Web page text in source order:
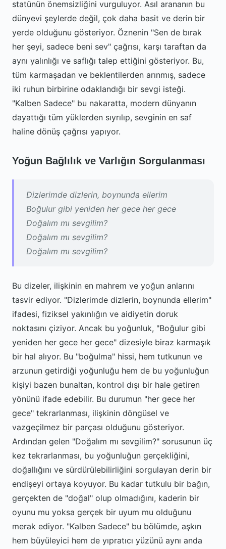
statünün önemsizliğini vurguluyor. Asıl arananın bu
dünyevi şeylerde değil, çok daha basit ve derin bir
yerde olduğunu gösteriyor. Öznenin "Sen de bırak
her şeyi, sadece beni sev" çağrısı, karşı taraftan da
aynı yalınlığı ve saflığı talep ettiğini gösteriyor. Bu,
tüm karmaşadan ve beklentilerden arınmış, sadece
iki ruhun birbirine odaklandığı bir sevgi isteği.
"Kalben Sadece" bu nakaratta, modern dünyanın
dayattığı tüm yüklerden sıyrılıp, sevginin en saf
haline dönüş çağrısı yapıyor.
Yoğun Bağlılık ve Varlığın Sorgulanması
Dizlerimde dizlerin, boynunda ellerim
Boğulur gibi yeniden her gece her gece
Doğalım mı sevgilim?
Doğalım mı sevgilim?
Doğalım mı sevgilim?
Bu dizeler, ilişkinin en mahrem ve yoğun anlarını
tasvir ediyor. "Dizlerimde dizlerin, boynunda ellerim"
ifadesi, fiziksel yakınlığın ve aidiyetin doruk
noktasını çiziyor. Ancak bu yoğunluk, "Boğulur gibi
yeniden her gece her gece" dizesiyle biraz karmaşık
bir hal alıyor. Bu "boğulma" hissi, hem tutkunun ve
arzunun getirdiği yoğunluğu hem de bu yoğunluğun
kişiyi bazen bunaltan, kontrol dışı bir hale getiren
yönünü ifade edebilir. Bu durumun "her gece her
gece" tekrarlanması, ilişkinin döngüsel ve
vazgeçilmez bir parçası olduğunu gösteriyor.
Ardından gelen "Doğalım mı sevgilim?" sorusunun üç
kez tekrarlanması, bu yoğunluğun gerçekliğini,
doğallığını ve sürdürülebilirliğini sorgulayan derin bir
endişeyi ortaya koyuyor. Bu kadar tutkulu bir bağın,
gerçekten de "doğal" olup olmadığını, kaderin bir
oyunu mu yoksa gerçek bir uyum mu olduğunu
merak ediyor. "Kalben Sadece" bu bölümde, aşkın
hem büyüleyici hem de yıpratıcı yüzünü aynı anda